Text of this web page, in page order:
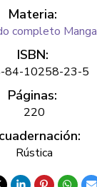
Materia:
completo Manga
ISBN:
84-10258-23-5
Páginas:
220
Rústica